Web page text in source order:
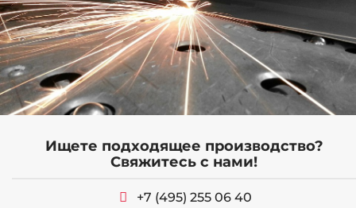
Ищете подходящее производство?
Свяжитесь с нами!
+7 (495) 255 06 40
ОБОРУДОВАНИЕ